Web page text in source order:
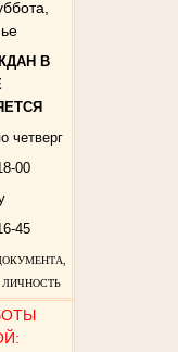
В
четверг
00
45